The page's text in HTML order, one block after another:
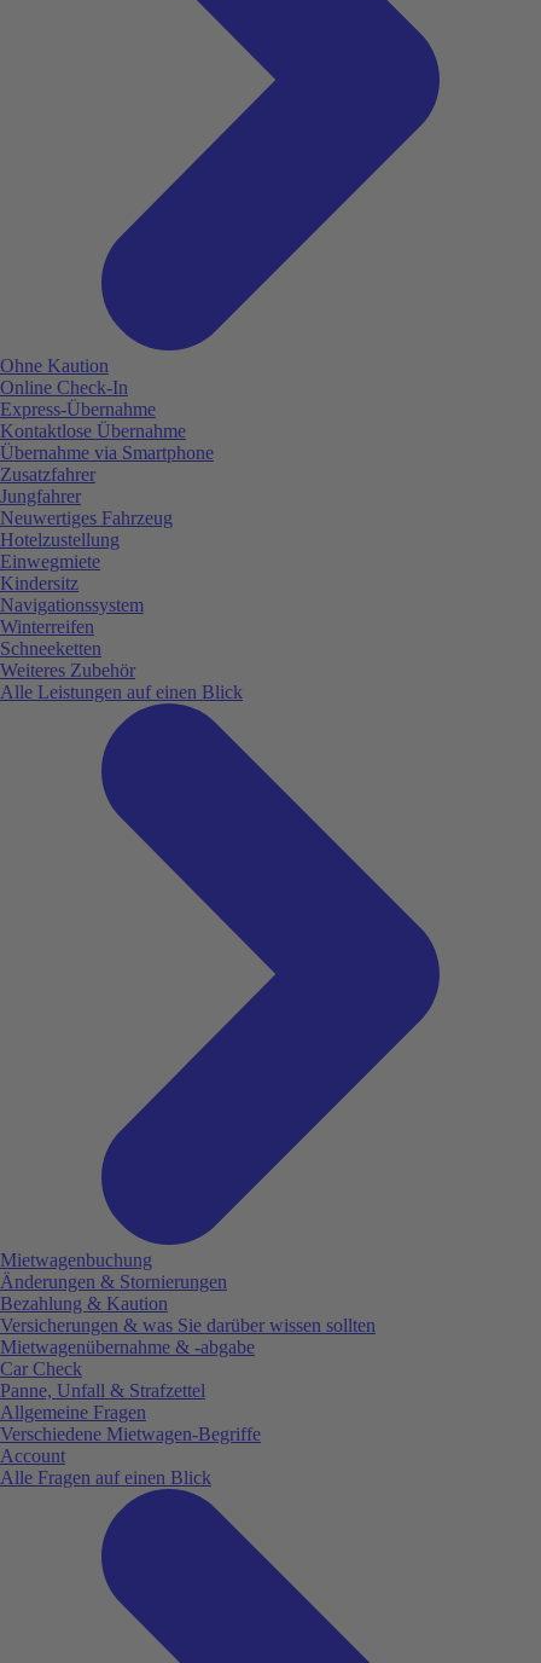
Ohne Kaution
Online Check-In
Express-Übernahme
Kontaktlose Übernahme
Übernahme via Smartphone
Zusatzfahrer
Jungfahrer
Neuwertiges Fahrzeug
Hotelzustellung
Einwegmiete
Kindersitz
Navigationssystem
Winterreifen
Schneeketten
Weiteres Zubehör
Alle Leistungen auf einen Blick
Mietwagenbuchung
Änderungen & Stornierungen
Bezahlung & Kaution
Versicherungen & was Sie darüber wissen sollten
Mietwagenübernahme & -abgabe
Car Check
Panne, Unfall & Strafzettel
Allgemeine Fragen
Verschiedene Mietwagen-Begriffe
Account
Alle Fragen auf einen Blick